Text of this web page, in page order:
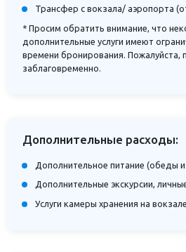
Трансфер с вокзала/ аэропорта
* Просим обратить внимание, что
дополнительные услуги имеют
времени бронирования. Пожалуйста,
заблаговременно.
Дополнительные расходы:
Дополнительное питание (обеды
Дополнительные экскурсии,
Услуги камеры хранения на вокзале